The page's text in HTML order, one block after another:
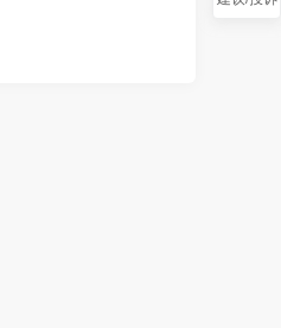
导丛书高级会计职称
试指南》和注册会计师
主编。博学多才，善于
活场景相联系，使得整
泼，妙趣横生；讲义图
的梳理和总结让你瞬间
晰。这样幽默、睿智、